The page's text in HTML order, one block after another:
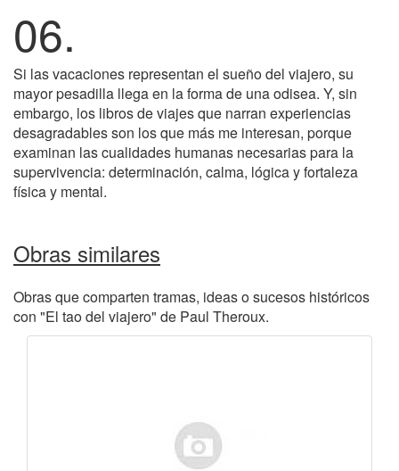
06.
Si las vacaciones representan el sueño del viajero, su
mayor pesadilla llega en la forma de una odisea. Y, sin
embargo, los libros de viajes que narran experiencias
desagradables son los que más me interesan, porque
examinan las cualidades humanas necesarias para la
supervivencia: determinación, calma, lógica y fortaleza
física y mental.
Obras similares
Obras que comparten tramas, ideas o sucesos históricos
con "El tao del viajero" de Paul Theroux.